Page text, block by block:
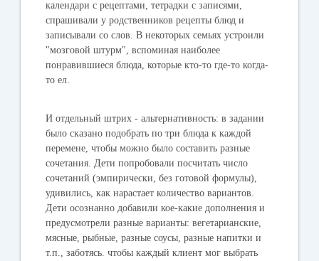
календари с рецептами, тетрадки с записями,
спрашивали у родственников рецепты блюд и
записывали со слов. В некоторых семьях устроили
"мозговой штурм", вспоминая наиболее
понравившиеся блюда, которые кто-то где-то когда-
то ел.
И отдельный штрих - альтернативность: в задании
было сказано подобрать по три блюда к каждой
перемене, чтобы можно было составить разные
сочетания. Дети попробовали посчитать число
сочетаний (эмпирически, без готовой формулы),
удивились, как нарастает количество вариантов.
Дети осознанно добавили кое-какие дополнения и
предусмотрели разные варианты: вегетарианские,
мясные, рыбные, разные соусы, разные напитки и
т.п., заботясь. чтобы каждый клиент мог выбрать